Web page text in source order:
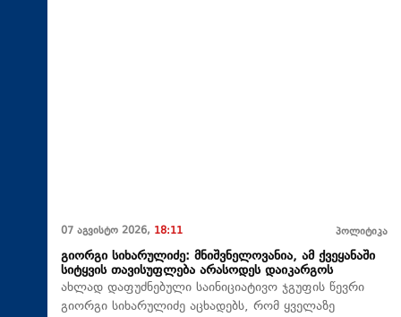
07 აგვისტო 2026, 18:11 პოლიტიკა
გიორგი სიხარულიძე: მნიშვნელოვანია, ამ ქვეყანაში
სიტყვის თავისუფლება არასოდეს დაიკარგოს
ახლად დაფუძნებული საინიციატივო ჯგუფის წევრი
გიორგი სიხარულიძე აცხადებს, რომ ყველაზე